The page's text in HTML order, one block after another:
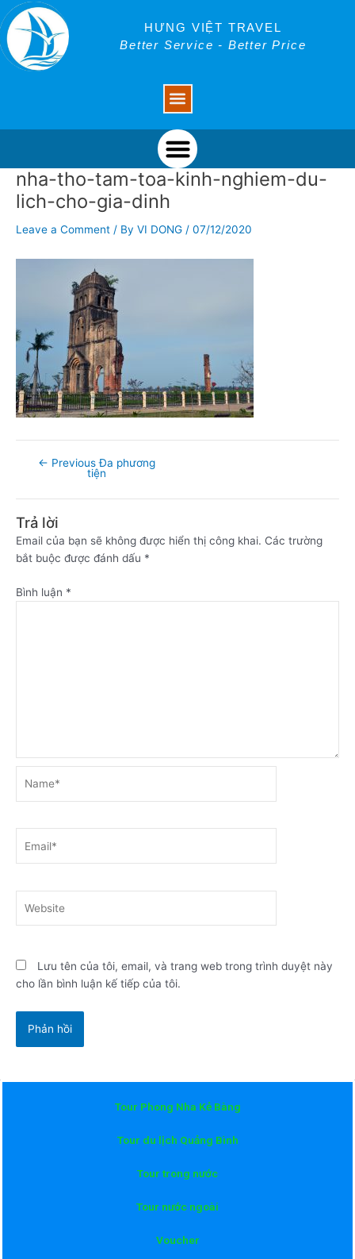
Skip
to
content
HƯNG VIỆT TRAVEL
Better Service - Better Price
Menu
nha-tho-tam-toa-kinh-nghiem-du-
lich-cho-gia-dinh
Leave a Comment / By VI DONG / 07/12/2020
Post
navigation
← Previous Đa phương
tiện
Trả lời
Email của bạn sẽ không được hiển thị công khai. Các trường
bắt buộc được đánh dấu *
Bình luận *
Lưu tên của tôi, email, và trang web trong trình duyệt này
cho lần bình luận kế tiếp của tôi.
Tour Phong Nha Kẻ Bàng
Tour du lịch Quảng Bình
Tour trong nước
Tour nước ngoài
Voucher